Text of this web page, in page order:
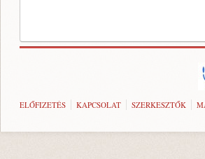
ELŐFIZETÉS KAPCSOLAT SZERKESZTŐK